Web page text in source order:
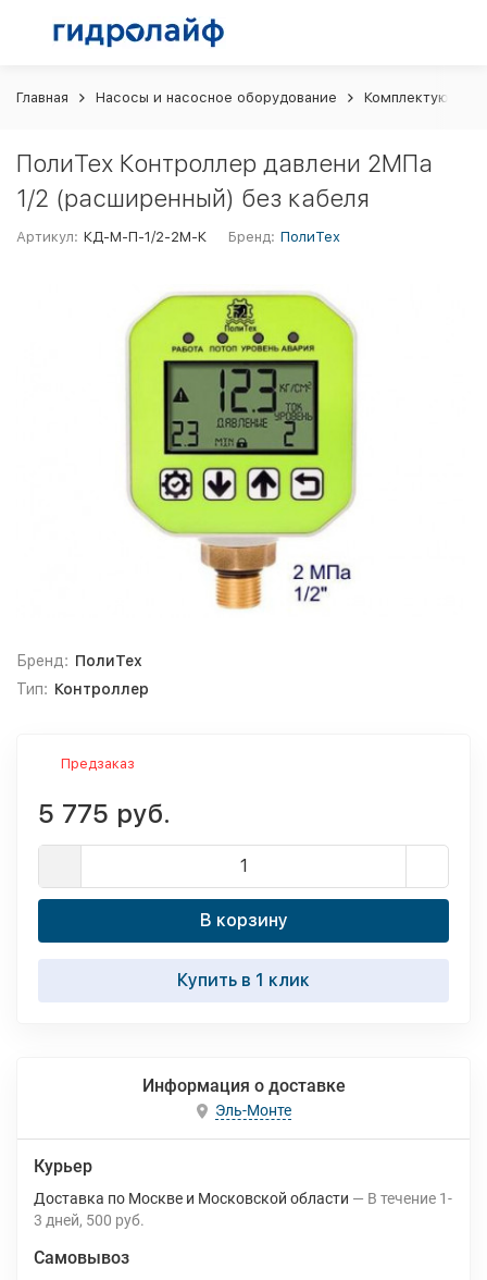
Главная Насосы и насосное оборудование Комплектующие
ПолиТех Контроллер давлени 2МПа
1/2 (расширенный) без кабеля
Артикул: КД-М-П-1/2-2М-К Бренд: ПолиТех
Бренд: ПолиТех
Тип: Контроллер
Предзаказ
5 775 руб.
В корзину
Купить в 1 клик
Информация о доставке
Эль-Монте
Курьер
Доставка по Москве и Московской области В течение 1-
3 дней 500 руб.
Самовывоз